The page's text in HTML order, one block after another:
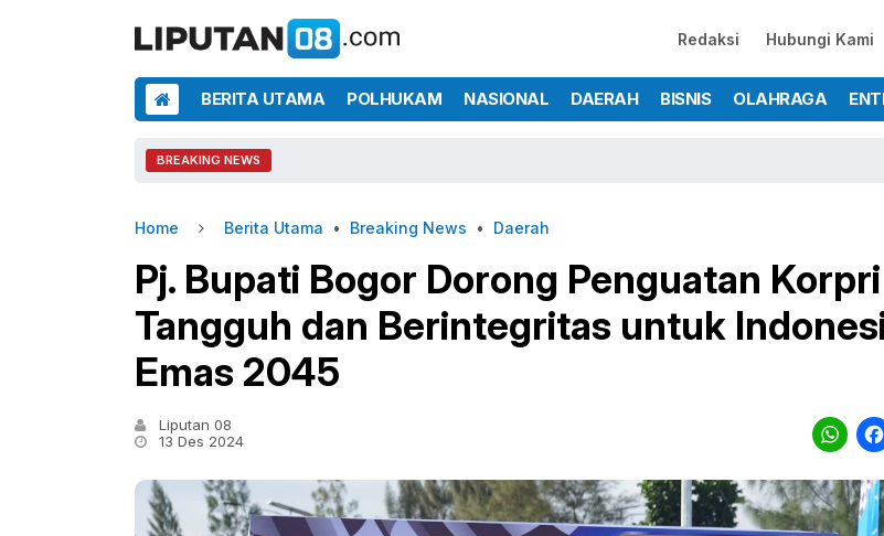
Redaksi Hubungi Kami
BERITA UTAMA POLHUKAM NASIONAL DAERAH BISNIS OLAHRAGA
BREAKING NEWS
Home Berita Utama • Breaking News • Daerah
Pj. Bupati Bogor Dorong Penguatan Korpri
Tangguh dan Berintegritas untuk
Emas 2045
Liputan 08
13 Des 2024